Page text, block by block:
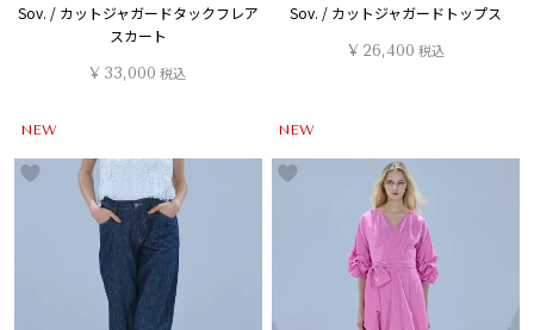
Sov. / カットジャガードタックフレア
スカート
¥ 33,000 税込
Sov. / カットジャガードトップス
¥ 26,400 税込
NEW NEW